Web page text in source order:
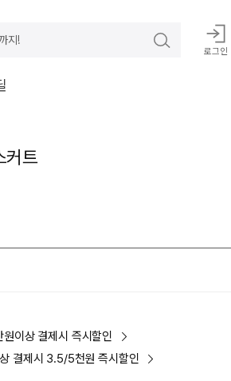
지!
로그인
트
이상 결제시 즉시할인
결제시 3.5/5천원 즉시할인